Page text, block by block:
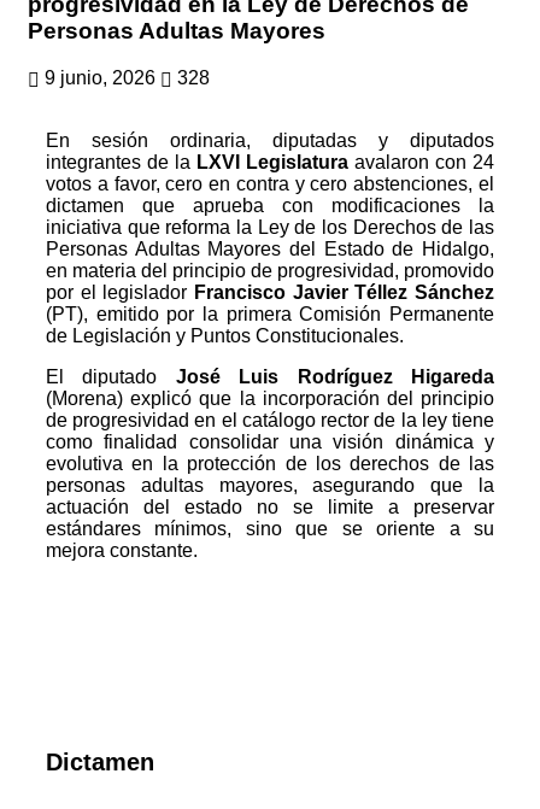
Personas Adultas Mayores
9 junio, 2026 328
En sesión ordinaria, diputadas y diputados
integrantes de la LXVI Legislatura avalaron con 24
votos a favor, cero en contra y cero abstenciones, el
dictamen que aprueba con modificaciones la
iniciativa que reforma la Ley de los Derechos de las
Personas Adultas Mayores del Estado de Hidalgo,
en materia del principio de progresividad, promovido
por el legislador Francisco Javier Téllez Sánchez
(PT), emitido por la primera Comisión Permanente
de Legislación y Puntos Constitucionales.
El diputado José Luis Rodríguez Higareda
(Morena) explicó que la incorporación del principio
de progresividad en el catálogo rector de la ley tiene
como finalidad consolidar una visión dinámica y
evolutiva en la protección de los derechos de las
personas adultas mayores, asegurando que la
actuación del estado no se limite a preservar
estándares mínimos, sino que se oriente a su
mejora constante.
Dictamen